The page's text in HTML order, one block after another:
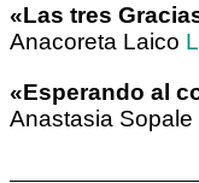
«Las tres
Anacoreta Laico
«Esperando al
Anastasia